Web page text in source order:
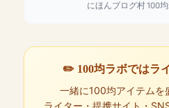
にほんブログ村100
✏️ 100均ラボではラ
一緒に100均アイテムを
ライター・提携サイト・